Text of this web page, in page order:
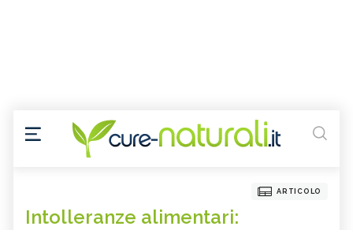
ARTICOLO
Intolleranze alimentari: